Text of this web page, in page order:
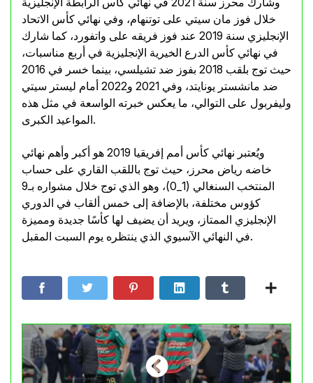
خلال فوز مان سيتي على توتنهام، وفي نهائي كأس الاتحاد
الإنجليزي سنة 2019 عند فوز فريقه على واتفورد، كما شارك
في نهائي كأس الدرع الخيرية الإنجليزية في أربع مناسبات،
حيث توج بلقب 2018 بفوز ضد تشيلسي، بينما خسر في 2016
ضد مانشستر يونايتد، وفي 2021 و2022 أمام ليستر سيتي
وليفربول على التوالي، ما يعكس خبرته الواسعة في مثل هذه
المواعيد الكبرى.
ويُعتبر نهائي كأس أمم إفريقيا 2019 هو أكبر وأهم نهائي
خاضه رياض محرز، حيث توج باللقب القاري على حساب
المنتخب السنغالي (1_0)، وهو الذي توج خلال مشواره بـ9
كؤوس مختلفة، بالإضافة إلى خمس ألقاب في الدوري
الإنجليزي الممتاز، ويريد أن يضيف لها كأسًا جديدة ومميزة
في النهائي الآسيوي الذي ينتظره يوم السبت المقبل.